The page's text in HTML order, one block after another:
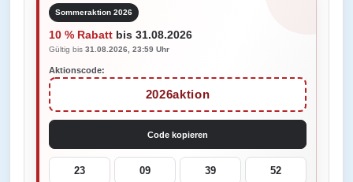
Sommeraktion 2026
10 % Rabatt bis 31.08.2026
Gültig bis 31.08.2026, 23:59 Uhr
Aktionscode:
2026aktion
Code kopieren
23 09 39 52